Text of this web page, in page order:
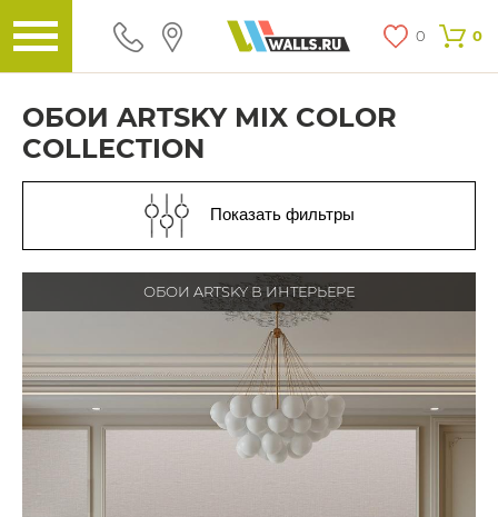
0 0
ОБОИ ARTSKY MIX COLOR
COLLECTION
Показать фильтры
ОБОИ ARTSKY В ИНТЕРЬЕРЕ